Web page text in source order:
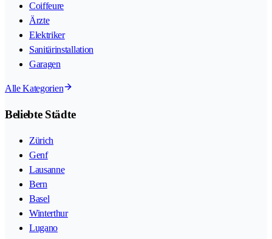
Coiffeure
Ärzte
Elektriker
Sanitärinstallation
Garagen
Alle Kategorien
Beliebte Städte
Zürich
Genf
Lausanne
Bern
Basel
Winterthur
Lugano